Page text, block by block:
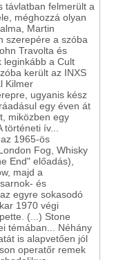
távlatban felmerült a
méghozzá olyan
Martin
szerepére a szóba
Travolta és
leginkább a Cult
került az INXS
Kilmer
ugyanis kész
egy éven át
miközben egy
ív...
1965-ös
Fog, Whisky
End" előadás),
majd a
és
egyre sokasodó
1970 végi
(...) Stone
témában... Néhány
is alapvetően jól
operatőr remek